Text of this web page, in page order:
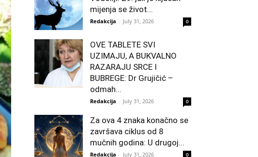
mijenja se život...
Redakcija - July 31, 2026 0
OVE TABLETE SVI
UZIMAJU, A BUKVALNO
RAZARAJU SRCE I
BUBREGE: Dr Grujičić –
odmah...
Redakcija - July 31, 2026 0
Za ova 4 znaka konačno se
završava ciklus od 8
mučnih godina: U drugoj...
Redakcija - July 31, 2026 0